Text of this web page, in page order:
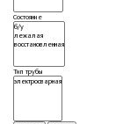
Состояние
Тип трубы